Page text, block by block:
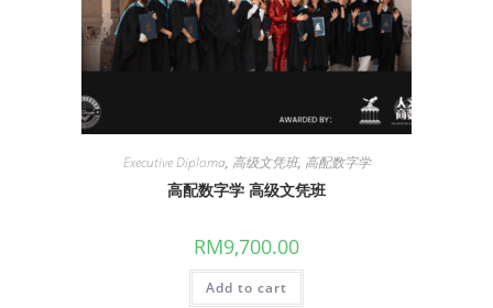
Executive Diploma, 高级文凭班, 高配数字学
高配数字学 高级文凭班
RM9,700.00
Add to cart